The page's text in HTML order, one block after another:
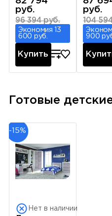
руб.
96 394 руб.
Экономия 13
600 руб.
Купить
руб.
104
900
Готовые
-15%
Нет в наличии